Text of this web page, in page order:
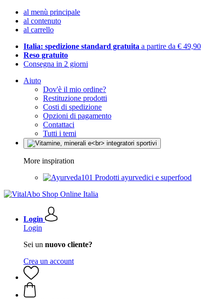
al menù principale
al contenuto
al carrello
Italia: spedizione standard gratuita a partire da € 49,90
Reso gratuito
Consegna in 2 giorni
Aiuto
Dov'è il mio ordine?
Restituzione prodotti
Costi di spedizione
Opzioni di pagamento
Contattaci
Tutti i temi
More inspiration
Prodotti ayurvedici e superfood
Login
Login
Sei un nuovo cliente?
Crea un account